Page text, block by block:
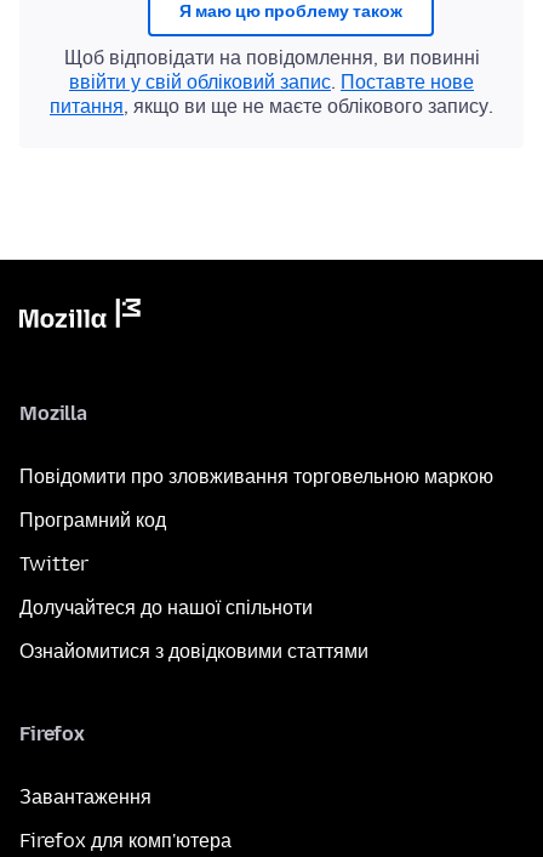
Я маю цю проблему також
Щоб відповідати на повідомлення, ви повинні
ввійти у свій обліковий запис. Поставте нове
питання, якщо ви ще не маєте облікового запису.
Mozilla
Повідомити про зловживання торговельною маркою
Програмний код
Twitter
Долучайтеся до нашої спільноти
Ознайомитися з довідковими статтями
Firefox
Завантаження
Firefox для комп'ютера